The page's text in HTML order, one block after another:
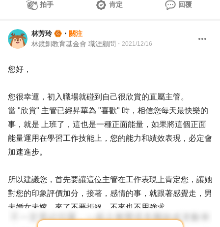
拍手 肯定 回覆
林芳玲 ・ 關注
林鏡釧教育基金會 職涯顧問 ・ 2021/12/16
您好，
您很幸運，初入職場就碰到自己很欣賞的直屬主管。
當 "欣賞" 主管已經昇華為 "喜歡" 時，相信您每天最快樂的
事，就是 上班了，這也是一種正面能量，如果將這個正面
能量運用在學習工作技能上，您的能力和績效表現，必定會
加速進步。
所以建議您，首先要讓這位主管在工作表現上肯定您，讓她
對您的印象評價加分，接著，感情的事，就跟著感覺走，男
未婚女未嫁，來了不要拒絕，不來也不用強求。